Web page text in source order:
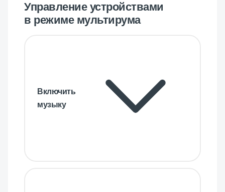
Управление устройствами
в режиме мультирума
Включить
музыку